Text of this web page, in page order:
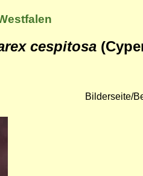
cespitosa
Bilderseite/